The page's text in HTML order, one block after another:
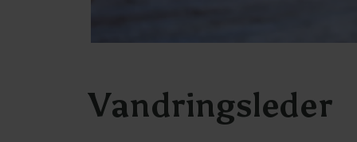
Vandringsleder